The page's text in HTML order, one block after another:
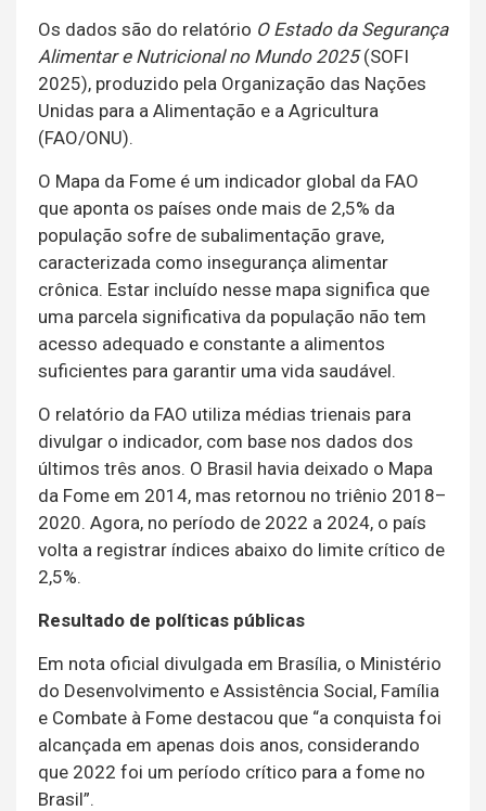
Os dados são do relatório O Estado da Segurança
Alimentar e Nutricional no Mundo 2025(SOFI
2025), produzido pela Organização das Nações
Unidas para a Alimentação e a Agricultura
(FAO/ONU).
O Mapa da Fome é um indicador global da FAO
que aponta os países onde mais de 2,5% da
população sofre de subalimentação grave,
caracterizada como insegurança alimentar
crônica. Estar incluído nesse mapa significa que
uma parcela significativa da população não tem
acesso adequado e constante a alimentos
suficientes para garantir uma vida saudável.
O relatório da FAO utiliza médias trienais para
divulgar o indicador, com base nos dados dos
últimos três anos. O Brasil havia deixado o Mapa
da Fome em 2014, mas retornou no triênio 2018–
2020. Agora, no período de 2022 a 2024, o país
volta a registrar índices abaixo do limite crítico de
2,5%.
Resultado de políticas públicas
Em nota oficial divulgada em Brasília, o Ministério
do Desenvolvimento e Assistência Social, Família
e Combate à Fome destacou que “a conquista foi
alcançada em apenas dois anos, considerando
que 2022 foi um período crítico para a fome no
Brasil”.